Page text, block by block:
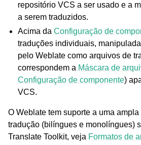
repositório VCS a ser usado e a
a serem traduzidos.
Acima daConfiguração de
traduções individuais,
pelo Weblate como arquivos de
correspondem a Máscara de
Configuração de componente)
VCS.
O Weblate tem suporte a uma
tradução (bilíngues e monolíngues)
Translate Toolkit, veja Formatos de